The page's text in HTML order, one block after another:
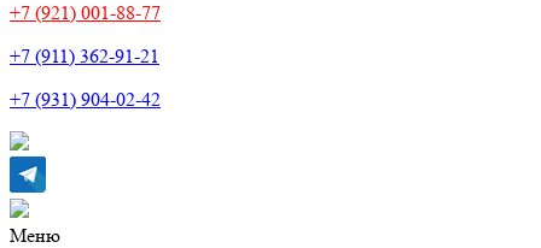
+7 (921) 001-88-77
+7 (911) 362-91-21
+7 (931) 904-02-42
Меню